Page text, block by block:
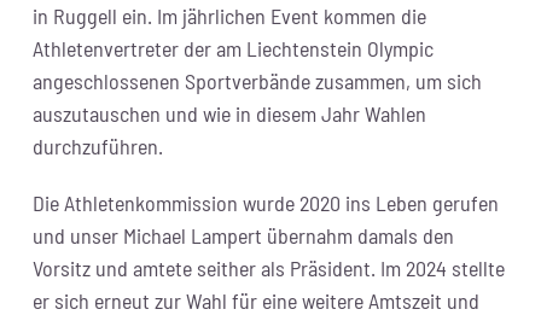
in Ruggell ein. Im jährlichen Event kommen die
Athletenvertreter der am Liechtenstein Olympic
angeschlossenen Sportverbände zusammen, um sich
auszutauschen und wie in diesem Jahr Wahlen
durchzuführen.
Die Athletenkommission wurde 2020 ins Leben gerufen
und unser Michael Lampert übernahm damals den
Vorsitz und amtete seither als Präsident. Im 2024 stellte
er sich erneut zur Wahl für eine weitere Amtszeit und